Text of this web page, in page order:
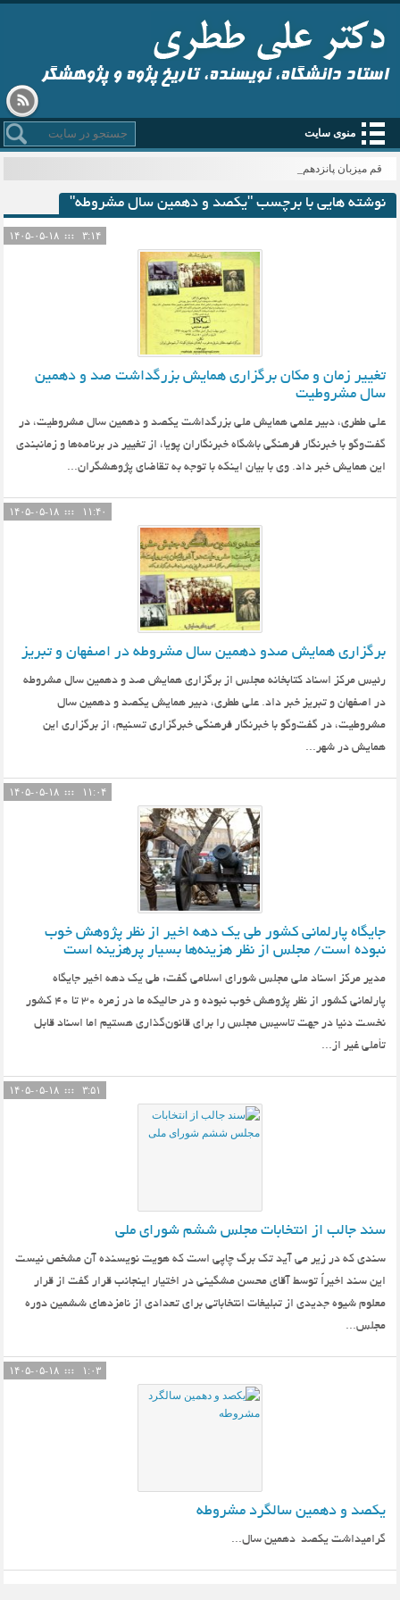
استاد دانشگاه، نویسنده، تاریخ پژوه و پژوهشگر
منوی سایت
قم میزبان پانزدهمی _
نوشته هایی با برچسب "یکصد و دهمین سال مشروطه"
۳:۱۴
تغییر زمان و مکان برگزاری همایش بزرگداشت صد و دهمین
سال مشروطیت
علی ططری، دبیر علمی همایش ملی بزرگداشت یکصد و دهمین سال مشروطیت، در
گفت‌وگو با خبرنگار فرهنگی باشگاه خبرنگاران پویا‌، از تغییر در برنامه‌ها و زمانبندی
این همایش خبر داد. وی با بیان اینکه با توجه به تقاضای پژوهشگران...
۱۱:۴۰
برگزاری همایش صدو دهمین سال مشروطه در اصفهان و تبریز
رئیس مرکز اسناد کتابخانه مجلس از برگزاری همایش صد و دهمین سال مشروطه
در اصفهان و تبریز خبر داد. علی ططری، دبیر همایش یکصد و دهمین سال
مشروطیت، در گفت‌وگو با خبرنگار فرهنگی خبرگزاری تسنیم، از برگزاری این
همایش در شهر...
۱۱:۰۴
جایگاه پارلمانی کشور طی یک دهه اخیر از نظر پژوهش خوب
نبوده است/ مجلس از نظر هزینه‌ها بسیار پرهزینه است
مدیر مرکز اسناد ملی مجلس شورای اسلامی گفت: طی یک دهه اخیر جایگاه
پارلمانی کشور از نظر پژوهش خوب نبوده و در حالیکه ما در زمره 30 تا 40 کشور
نخست دنیا در جهت تاسیس مجلس را برای قانون‌گذاری هستیم اما اسناد قابل
تأملی غیر از...
۳:۵۱
سند جالب از انتخابات مجلس ششم شورای ملی
سندی که در زیر می آید تک برگ چاپی است که هویت نویسنده آن مشخص نیست
این سند اخیراً توسط آقای محسن مشگینی در اختیار اینجانب قرار گفت از قرار
معلوم شیوه جدیدی از تبلیغات انتخاباتی برای تعدادی از نامزدهای ششمین دوره
مجلس...
۱:۰۳
یکصد و دهمین سالگرد مشروطه
گرامیداشت یکصد دهمین سال...